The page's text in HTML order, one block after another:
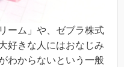
ーム」や、ゼブラ株式
好きな人にはおなじみ
わからないという一般